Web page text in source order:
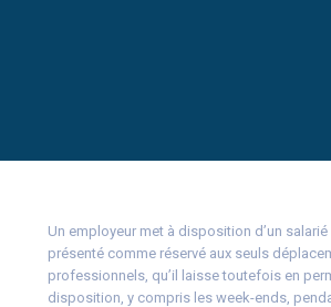
Un employeur met à disposition d’un salarié
présenté comme réservé aux seuls
professionnels, qu’il laisse toutefois en
disposition, y compris les week-ends,